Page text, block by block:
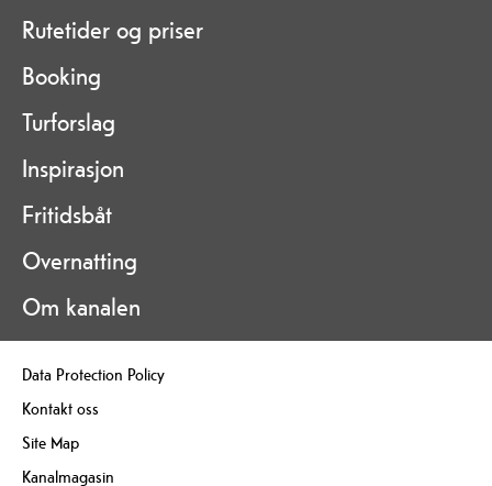
Rutetider og priser
Booking
Turforslag
Inspirasjon
Fritidsbåt
Overnatting
Om kanalen
Data Protection Policy
Kontakt oss
Site Map
Kanalmagasin